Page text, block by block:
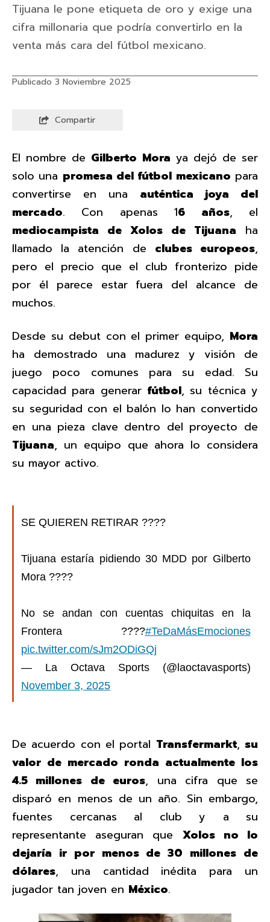
Tijuana le pone etiqueta de oro y exige una
cifra millonaria que podría convertirlo en la
venta más cara del fútbol mexicano.
Publicado 3 Noviembre 2025
Compartir
El nombre de Gilberto Mora ya dejó de ser
solo una promesa del fútbol mexicano para
convertirse en una auténtica joya del
mercado. Con apenas 16 años, el
mediocampista de Xolos de Tijuana ha
llamado la atención de clubes europeos,
pero el precio que el club fronterizo pide
por él parece estar fuera del alcance de
muchos.
Desde su debut con el primer equipo, Mora
ha demostrado una madurez y visión de
juego poco comunes para su edad. Su
capacidad para generar fútbol, su técnica y
su seguridad con el balón lo han convertido
en una pieza clave dentro del proyecto de
Tijuana, un equipo que ahora lo considera
su mayor activo.
SE QUIEREN RETIRAR ????
Tijuana estaría pidiendo 30 MDD por Gilberto
Mora ????
No se andan con cuentas chiquitas en la
Frontera ????#TeDaMásEmociones
pic.twitter.com/sJm2ODiGQj
— La Octava Sports (@laoctavasports)
November 3, 2025
De acuerdo con el portal Transfermarkt, su
valor de mercado ronda actualmente los
4.5 millones de euros, una cifra que se
disparó en menos de un año. Sin embargo,
fuentes cercanas al club y a su
representante aseguran que Xolos no lo
dejaría ir por menos de 30 millones de
dólares, una cantidad inédita para un
jugador tan joven en México.